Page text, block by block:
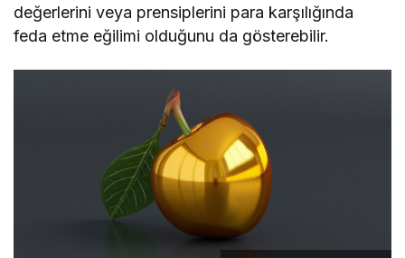
değerlerini veya prensiplerini para karşılığında
feda etme eğilimi olduğunu da gösterebilir.